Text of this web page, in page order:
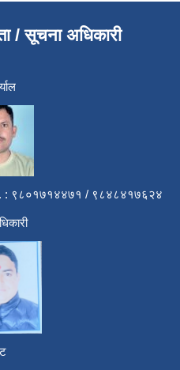
/ सूचना अधिकारी
: ९८०१७१४४७१ / ९८४८४१७६२४